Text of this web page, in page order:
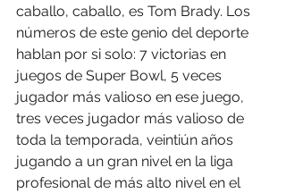
caballo, caballo, es Tom Brady. Los
números de este genio del deporte
hablan por si solo: 7 victorias en
juegos de Super Bowl, 5 veces
jugador más valioso en ese juego,
tres veces jugador más valioso de
toda la temporada, veintiún años
jugando a un gran nivel en la liga
profesional de más alto nivel en el